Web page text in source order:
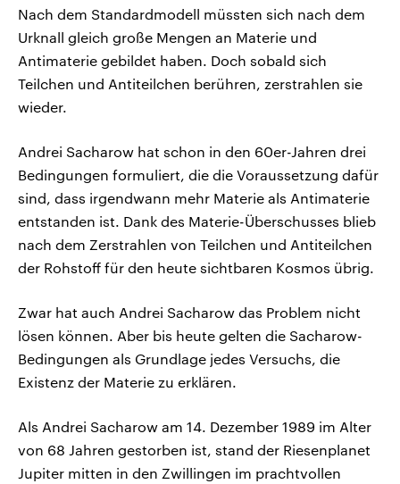
Nach dem Standardmodell müssten sich nach dem
Urknall gleich große Mengen an Materie und
Antimaterie gebildet haben. Doch sobald sich
Teilchen und Antiteilchen berühren, zerstrahlen sie
wieder.
Andrei Sacharow hat schon in den 60er-Jahren drei
Bedingungen formuliert, die die Voraussetzung dafür
sind, dass irgendwann mehr Materie als Antimaterie
entstanden ist. Dank des Materie-Überschusses blieb
nach dem Zerstrahlen von Teilchen und Antiteilchen
der Rohstoff für den heute sichtbaren Kosmos übrig.
Zwar hat auch Andrei Sacharow das Problem nicht
lösen können. Aber bis heute gelten die Sacharow-
Bedingungen als Grundlage jedes Versuchs, die
Existenz der Materie zu erklären.
Als Andrei Sacharow am 14. Dezember 1989 im Alter
von 68 Jahren gestorben ist, stand der Riesenplanet
Jupiter mitten in den Zwillingen im prachtvollen